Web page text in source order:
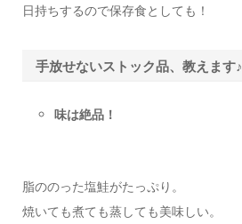
日持ちするので保存食としても！
手放せないストック品、教えます♪
味は絶品！
脂ののった塩鮭がたっぷり。
焼いても煮ても蒸しても美味しい。